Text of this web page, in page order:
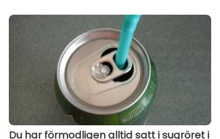
Du har förmodligen alltid satt i sugröret i